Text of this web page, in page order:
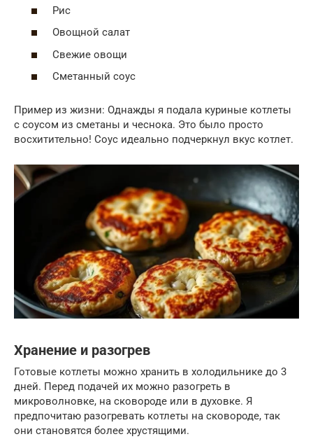
Рис
Овощной салат
Свежие овощи
Сметанный соус
Пример из жизни: Однажды я подала куриные котлеты
с соусом из сметаны и чеснока. Это было просто
восхитительно! Соус идеально подчеркнул вкус котлет.
Хранение и разогрев
Готовые котлеты можно хранить в холодильнике до 3
дней. Перед подачей их можно разогреть в
микроволновке, на сковороде или в духовке. Я
предпочитаю разогревать котлеты на сковороде, так
они становятся более хрустящими.